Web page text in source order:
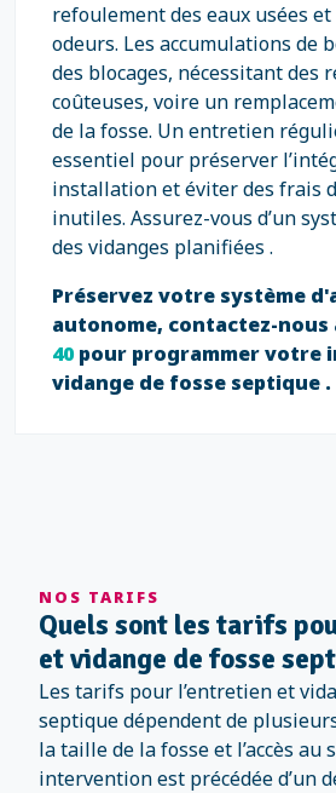
refoulement des eaux usées
odeurs. Les accumulations de
des blocages, nécessitant des
coûteuses, voire un
de la fosse. Un entretien
essentiel pour préserver
installation et éviter des frais
inutiles. Assurez-vous d’un
des vidanges planifiées .
Préservez votre système
autonome, contactez-nous
40pour programmer votre
vidange de fosse septique .
NOS TARIFS
Quels sont les tarifs
et vidange de fosse
Les tarifs pour l’entretien et
septique dépendent de
la taille de la fosse et l’accès au
intervention est précédée d’un